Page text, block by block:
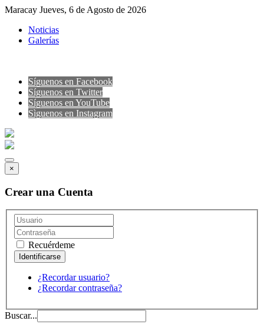
Maracay Jueves, 6 de Agosto de 2026
Noticias
Galerías
Síguenos en Facebook
Síguenos en Twitter
Síguenos en YouTube
Sìguenos en Instagram
×
Crear una Cuenta
Recuérdeme
¿Recordar usuario?
¿Recordar contraseña?
Buscar...